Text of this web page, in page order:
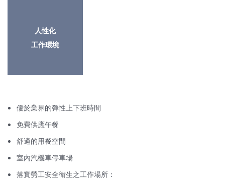
人性化
工作環境
優於業界的彈性上下班時間
免費供應午餐
舒適的用餐空間
室內汽機車停車場
落實勞工安全衛生之工作場所：